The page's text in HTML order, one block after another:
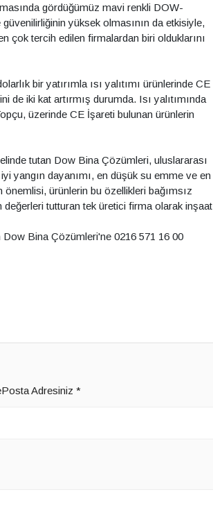
gördüğümüz mavi renkli DOW-
yüksek olmasının da etkisiyle,
çok tercih edilen firmalardan biri olduklarını
bir yatırımla ısı yalıtımı ürünlerinde CE
iki kat artırmış durumda. Isı yalıtımında
üzerinde CE İşareti bulunan ürünlerin
tutan Dow Bina Çözümleri, uluslararası
yangın dayanımı, en düşük su emme ve en
ürünlerin bu özellikleri bağımsız
tutturan tek üretici firma olarak inşaat
Dow Bina Çözümleri'ne 0216 571 16 00
Adresiniz *